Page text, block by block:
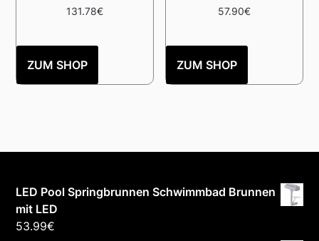
131.78€
ZUM SHOP
57.90€
ZUM SHOP
LED Pool Springbrunnen Schwimmbad Brunnen
mit LED
53.99€